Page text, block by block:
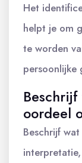
Het
helpt je om
te worden
persoonlijke
oordeel
Beschrijf